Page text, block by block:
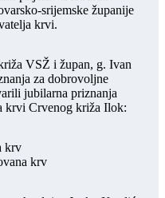
srijemske županije
krvi.
VSŽ i župan, g. Ivan
za dobrovoljne
jubilarna priznanja
krvi Crvenog križa Ilok:
krv
krv